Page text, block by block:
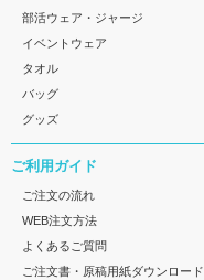
部活ウェア・ジャージ
イベントウェア
タオル
バッグ
グッズ
ご利用ガイド
ご注文の流れ
WEB注文方法
よくあるご質問
ご注文書・原稿用紙ダウンロード